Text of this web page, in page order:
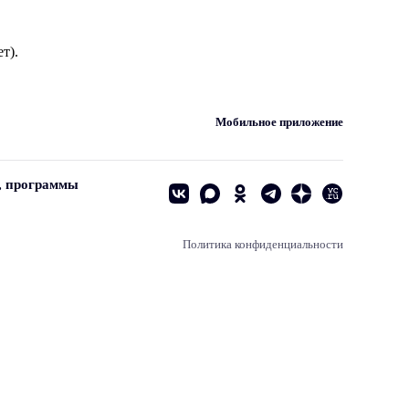
Мобильное приложение
программы
Политика конфиденциальности